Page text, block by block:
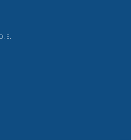
Е.